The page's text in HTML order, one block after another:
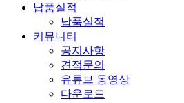
납품실적
납품실적
커뮤니티
공지사항
견적문의
유튜브 동영상
다운로드